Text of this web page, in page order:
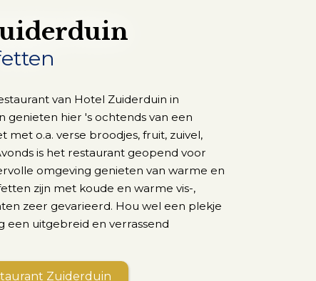
van Hotel Zuiderduin in
genieten hier 's ochtends van een
o.a. verse broodjes, fruit, zuivel,
is het restaurant geopend voor
omgeving genieten van warme en
zijn met koude en warme vis-,
zeer gevarieerd. Hou wel een plekje
een uitgebreid en verrassend
Zuiderduin